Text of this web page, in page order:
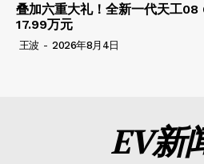
叠加六重大礼！全新一代天工
17.99万元
王波 - 2026年8月4日
EV新